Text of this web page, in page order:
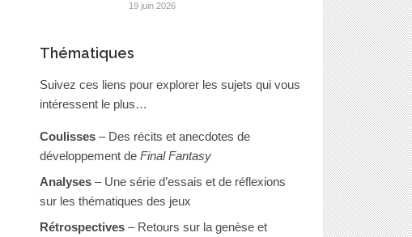
19 juin 2026
Thématiques
Suivez ces liens pour explorer les sujets qui vous
intéressent le plus…
Coulisses– Des récits et anecdotes de
développement de Final Fantasy
Analyses– Une série d’essais et de réflexions
sur les thématiques des jeux
Rétrospectives– Retours sur la genèse et